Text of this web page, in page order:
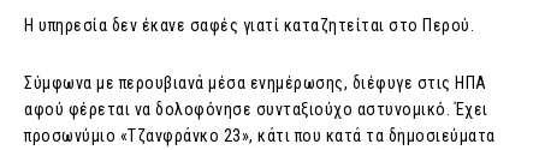
Η υπηρεσία δεν έκανε σαφές γιατί καταζητείται στο Περού.
Σύμφωνα με περουβιανά μέσα ενημέρωσης, διέφυγε στις ΗΠΑ
αφού φέρεται να δολοφόνησε συνταξιούχο αστυνομικό. Έχει
προσωνύμιο «Τζανφράνκο 23», κάτι που κατά τα δημοσιεύματα